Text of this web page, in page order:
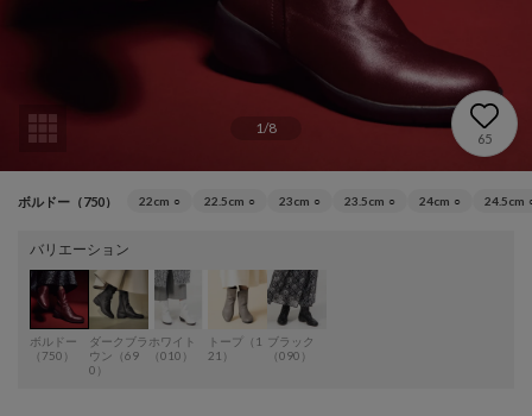
1/8
65
ボルドー（750） 22cm ○ 22.5cm ○ 23cm ○ 23.5cm ○ 24cm ○ 24.5cm
バリエーション
ボルドー
（750）
ダークブラ
ウン（69
0）
ホワイト
（010）
トープ（1
21）
ブラック
（090）